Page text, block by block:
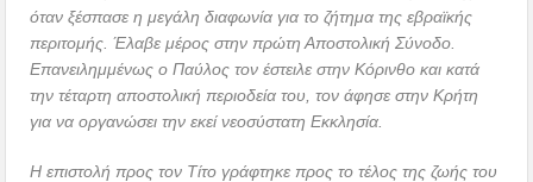
όταν ξέσπασε η μεγάλη διαφωνία για το ζήτημα της εβραϊκής
περιτομής. Έλαβε μέρος στην πρώτη Αποστολική Σύνοδο.
Επανειλημμένως ο Παύλος τον έστειλε στην Κόρινθο και κατά
την τέταρτη αποστολική περιοδεία του, τον άφησε στην Κρήτη
για να οργανώσει την εκεί νεοσύστατη Εκκλησία.
Η επιστολή προς τον Τίτο γράφτηκε προς το τέλος της ζωής του